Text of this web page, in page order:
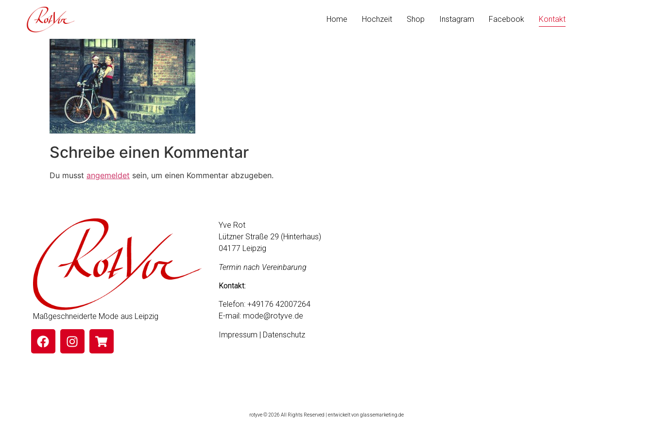
springen
Home Hochzeit Shop Instagram Facebook Kontakt
Schreibe einen Kommentar
Du musst angemeldet sein, um einen Kommentar abzugeben.
Maßgeschneiderte Mode aus Leipzig
Yve Rot
Lützner Straße 29 (Hinterhaus)
04177 Leipzig
Termin nach Vereinbarung
Kontakt:
Telefon: +49176 42007264
E-mail: mode@rotyve.de
Impressum | Datenschutz
rotyve © 2026 All Rights Reserved | entwickelt von glassemarketing.de